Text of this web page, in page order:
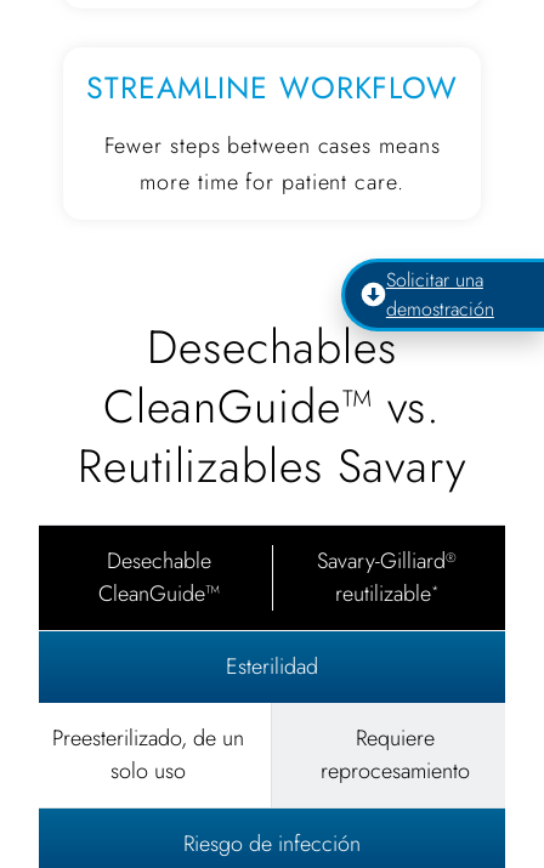
Solicitar una
demostración
STREAMLINE WORKFLOW
Fewer steps between cases means
more time for patient care.
Desechables
CleanGuide™ vs.
Reutilizables Savary
Desechable
CleanGuide™
Savary-Gilliard®
reutilizable*
Esterilidad
Preesterilizado, de un
solo uso
Requiere
reprocesamiento
Riesgo de infección